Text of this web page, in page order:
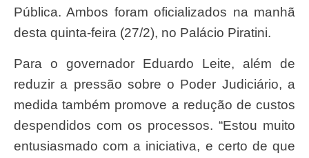
Pública. Ambos foram oficializados na manhã
desta quinta-feira (27/2), no Palácio Piratini.
Para o governador Eduardo Leite, além de
reduzir a pressão sobre o Poder Judiciário, a
medida também promove a redução de custos
despendidos com os processos. “Estou muito
entusiasmado com a iniciativa, e certo de que